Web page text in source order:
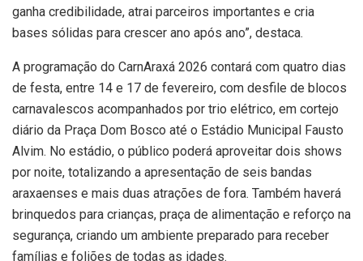
ganha credibilidade, atrai parceiros importantes e cria
bases sólidas para crescer ano após ano”, destaca.
A programação do CarnAraxá 2026 contará com quatro dias
de festa, entre 14 e 17 de fevereiro, com desfile de blocos
carnavalescos acompanhados por trio elétrico, em cortejo
diário da Praça Dom Bosco até o Estádio Municipal Fausto
Alvim. No estádio, o público poderá aproveitar dois shows
por noite, totalizando a apresentação de seis bandas
araxaenses e mais duas atrações de fora. Também haverá
brinquedos para crianças, praça de alimentação e reforço na
segurança, criando um ambiente preparado para receber
famílias e foliões de todas as idades.